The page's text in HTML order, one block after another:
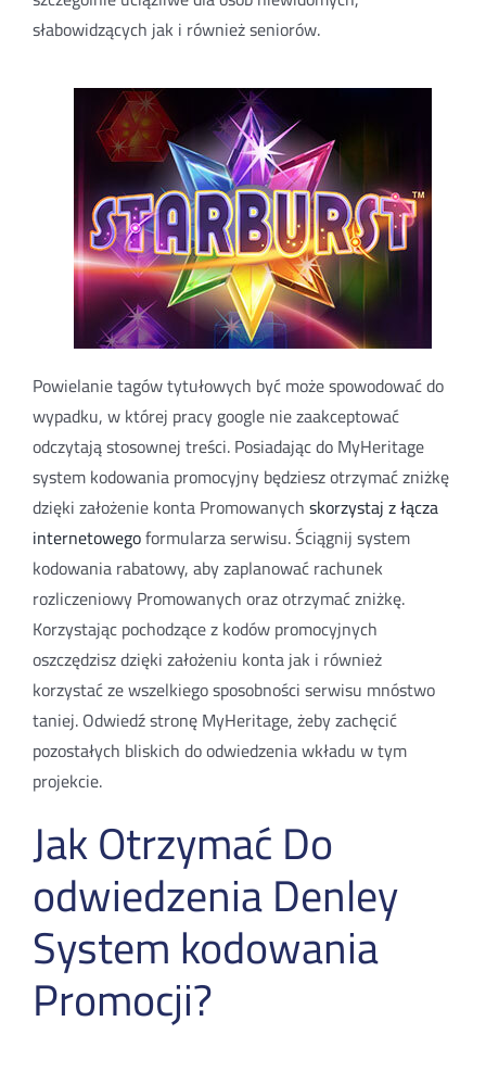
słabowidzących jak i również seniorów.
Powielanie tagów tytułowych być może spowodować do
wypadku, w której pracy google nie zaakceptować
odczytają stosownej treści. Posiadając do MyHeritage
system kodowania promocyjny będziesz otrzymać zniżkę
dzięki założenie konta Promowanychskorzystaj z łącza
internetowegoformularza serwisu. Ściągnij system
kodowania rabatowy, aby zaplanować rachunek
rozliczeniowy Promowanych oraz otrzymać zniżkę.
Korzystając pochodzące z kodów promocyjnych
oszczędzisz dzięki założeniu konta jak i również
korzystać ze wszelkiego sposobności serwisu mnóstwo
taniej. Odwiedź stronę MyHeritage, żeby zachęcić
pozostałych bliskich do odwiedzenia wkładu w tym
projekcie.
Jak Otrzymać Do
odwiedzenia Denley
System kodowania
Promocji?